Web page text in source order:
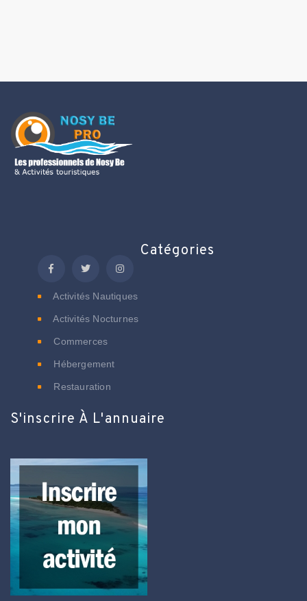
Catégories
Activités Nautiques
Activités Nocturnes
Commerces
Hébergement
Restauration
S'inscrire À L'annuaire